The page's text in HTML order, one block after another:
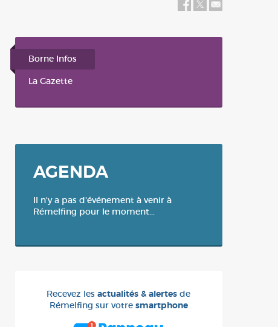
Révision du 26 février 2024
Borne Infos
La Gazette
AGENDA
Il n'y a pas d'événement à venir à
Rémelfing pour le moment...
Recevez lesactualités & alertes de
Rémelfing sur votre smartphone